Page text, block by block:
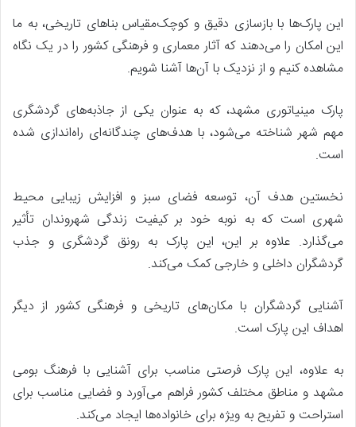
این پارک‌ها با بازسازی دقیق و کوچک‌مقیاس بناهای تاریخی، به ما
این امکان را می‌دهند که آثار معماری و فرهنگی کشور را در یک نگاه
مشاهده کنیم و از نزدیک با آن‌ها آشنا شویم.
پارک مینیاتوری مشهد، که به عنوان یکی از جاذبه‌های گردشگری
مهم شهر شناخته می‌شود، با هدف‌های چندگانه‌ای راه‌اندازی شده
است.
نخستین هدف آن، توسعه فضای سبز و افزایش زیبایی محیط
شهری است که به نوبه خود بر کیفیت زندگی شهروندان تأثیر
می‌گذارد. علاوه بر این، این پارک به رونق گردشگری و جذب
گردشگران داخلی و خارجی کمک می‌کند.
آشنایی گردشگران با مکان‌های تاریخی و فرهنگی کشور از دیگر
اهداف این پارک است.
به علاوه، این پارک فرصتی مناسب برای آشنایی با فرهنگ بومی
مشهد و مناطق مختلف کشور فراهم می‌آورد و فضایی مناسب برای
استراحت و تفریح به ویژه برای خانواده‌ها ایجاد می‌کند.